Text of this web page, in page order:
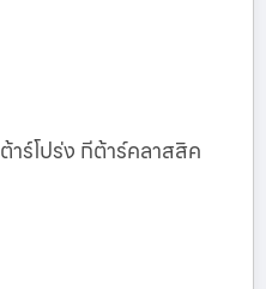
าร์โปร่ง กีต้าร์คลาสสิค